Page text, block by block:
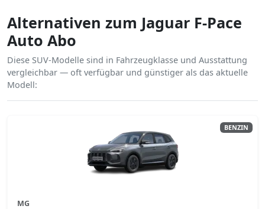
Alternativen zum Jaguar F-Pace
Auto Abo
Diese SUV-Modelle sind in Fahrzeugklasse und Ausstattung
vergleichbar — oft verfügbar und günstiger als das aktuelle
Modell:
BENZIN
MG